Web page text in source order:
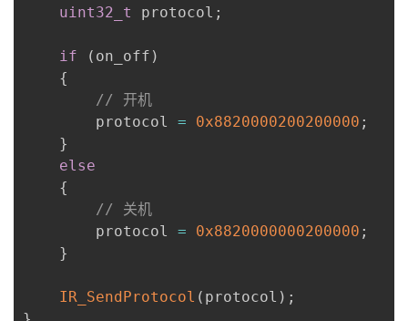
uint32_t
protocol ;
if
( on_off )
{
// 开机
        protocol
= 0x8820000200200000 ;
}
else
{
// 关机
        protocol
= 0x8820000000200000 ;
}
IR_SendProtocol ( protocol ) ;